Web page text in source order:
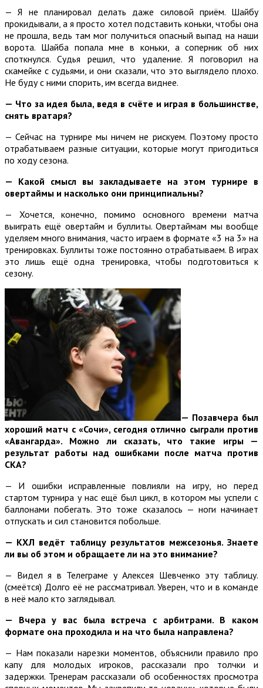
— Я не планировал делать даже силовой приём. Шайбу
прокидывали, а я просто хотел подставить коньки, чтобы она
не прошла, ведь там мог получиться опасный выпад на наши
ворота. Шайба попала мне в коньки, а соперник об них
споткнулся. Судья решил, что удаление. Я поговорил на
скамейке с судьями, и они сказали, что это выглядело плохо.
Не буду с ними спорить, им всегда виднее.
— Что за идея была, ведя в счёте и играя в большинстве,
снять вратаря?
— Сейчас на турнире мы ничем не рискуем. Поэтому просто
отрабатываем разные ситуации, которые могут пригодиться
по ходу сезона.
— Какой смысл вы закладываете на этом турнире в
овертаймы и насколько они принципиальны?
— Хочется, конечно, помимо основного времени матча
выиграть ещё овертайм и буллиты. Овертаймам мы вообще
уделяем много внимания, часто играем в формате «3 на 3» на
тренировках. Буллиты тоже постоянно отрабатываем. В играх
это лишь ещё одна тренировка, чтобы подготовиться к
сезону.
— Позавчера был
хороший матч с «Сочи», сегодня отлично сыграли против
«Авангарда». Можно ли сказать, что такие игры —
результат работы над ошибками после матча против
СКА?
— И ошибки исправленные повлияли на игру, но перед
стартом турнира у нас ещё был цикл, в котором мы успели с
баллонами побегать. Это тоже сказалось — ноги начинает
отпускать и сил становится побольше.
— КХЛ ведёт таблицу результатов межсезонья. Знаете
ли вы об этом и обращаете ли на это внимание?
— Видел я в Телеграме у Алексея Шевченко эту таблицу.
(смеётся) Долго её не рассматривал. Уверен, что и в команде
в неё мало кто заглядывал.
— Вчера у вас была встреча с арбитрами. В каком
формате она проходила и на что была направлена?
— Нам показали нарезки моментов, объяснили правило про
капу для молодых игроков, рассказали про толчки и
задержки. Тренерам рассказали об особенностях просмотра